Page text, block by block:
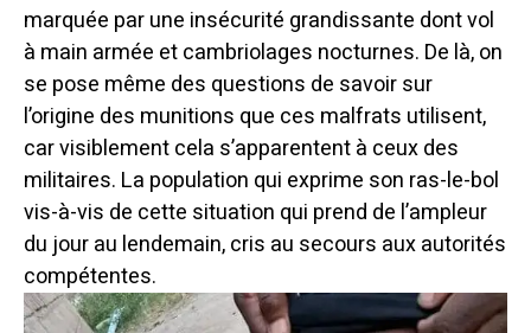
marquée par une insécurité grandissante dont vol
à main armée et cambriolages nocturnes. De là, on
se pose même des questions de savoir sur
l’origine des munitions que ces malfrats utilisent,
car visiblement cela s’apparentent à ceux des
militaires. La population qui exprime son ras-le-bol
vis-à-vis de cette situation qui prend de l’ampleur
du jour au lendemain, cris au secours aux autorités
compétentes.